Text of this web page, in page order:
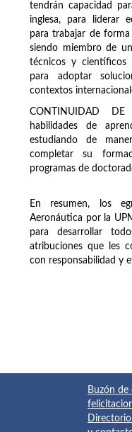
tendrán capacidad
inglesa, para liderar
para trabajar de
siendo miembro de
técnicos y científicos
para adoptar
contextos
CONTINUIDAD
habilidades de
estudiando de
completar su
programas de
En resumen, los
Aeronáutica por la
para desarrollar
atribuciones que les
con responsabilidad y
Buzón de
Directorio